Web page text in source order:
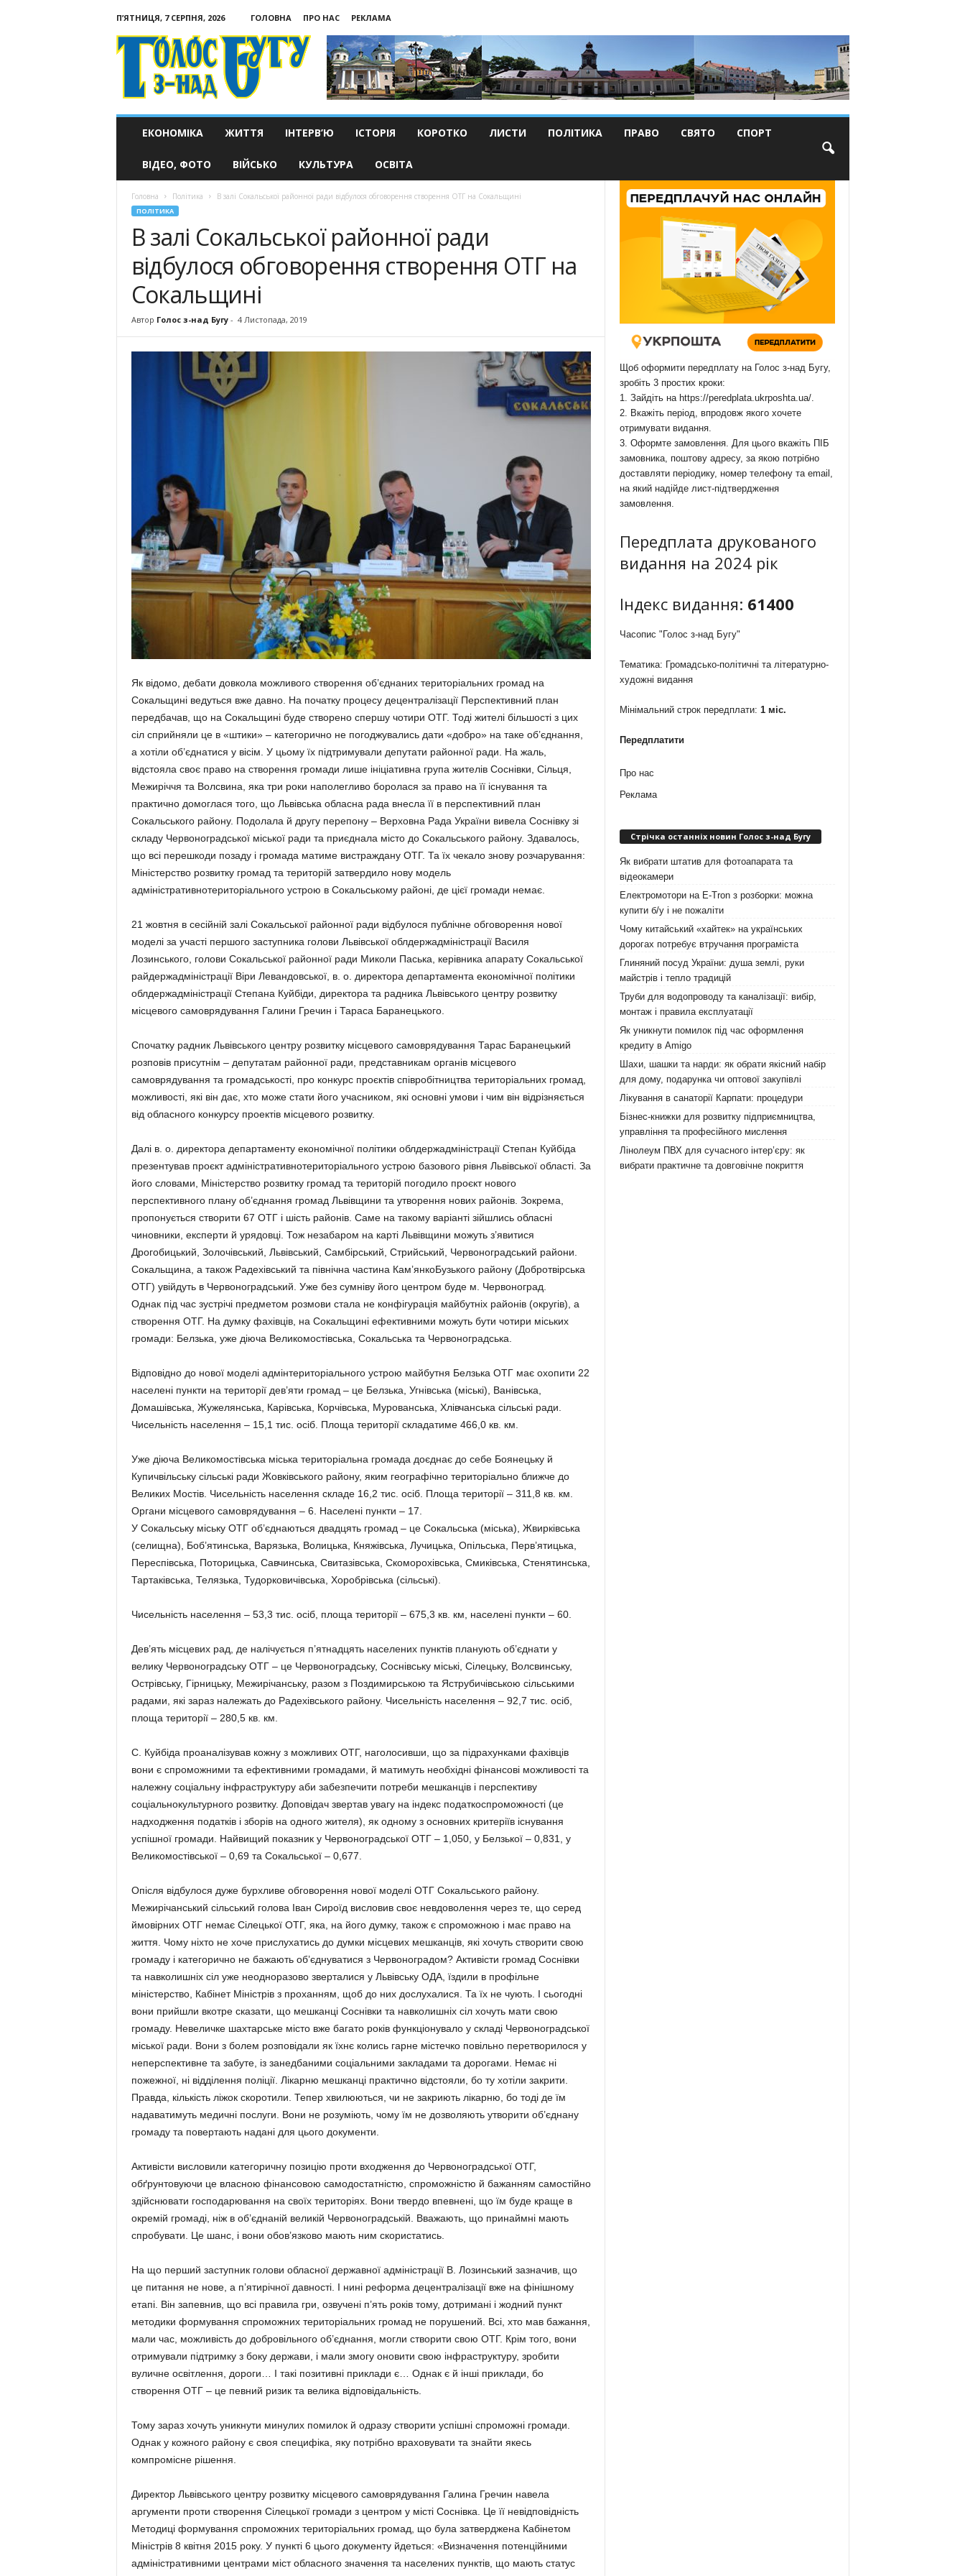
П’ЯТНИЦЯ, 7 СЕРПНЯ, 2026 ГОЛОВНА ПРО НАС
РЕКЛАМА
Голос
з-
ЕКОНОМІКА ЖИТТЯ ІНТЕРВ’Ю ІСТОРІЯ КОРОТКО ЛИСТИ ПОЛІТИКА ПРАВО СВЯТО СПОРТ
ВІДЕО, ФОТО ВІЙСЬКО КУЛЬТУРА ОСВІТА
Головна Політика В залі Сокальської районної ради відбулося обговорення створення ОТГ на Сокальщині
ПОЛІТИКА
В залі Сокальської районної ради
відбулося обговорення створення ОТГ на
Сокальщині
Автор Голос з-над Бугу- 4 Листопада, 2019
Як відомо, дебати довкола можливого створення об’єднаних територіальних громад на
Сокальщині ведуться вже давно. На початку процесу децентралізації Перспективний план
передбачав, що на Сокальщині буде створено спершу чотири ОТГ. Тоді жителі більшості з цих
сіл сприйняли це в «штики» – категорично не погоджувались дати «добро» на таке об’єднання,
а хотіли об’єднатися у вісім. У цьому їх підтримували депутати районної ради. На жаль,
відстояла своє право на створення громади лише ініціативна група жителів Соснівки, Сільця,
Межиріччя та Волсвина, яка три роки наполегливо боролася за право на її існування та
практично домоглася того, що Львівська обласна рада внесла її в перспективний план
Сокальського району. Подолала й другу перепону – Верховна Рада України вивела Соснівку зі
складу Червоноградської міської ради та приєднала місто до Сокальського району. Здавалось,
що всі перешкоди позаду і громада матиме вистраждану ОТГ. Та їх чекало знову розчарування:
Міністерство розвитку громад та територій затвердило нову модель
адміністративнотериторіального устрою в Сокальському районі, де цієї громади немає.
21 жовтня в сесійній залі Сокальської районної ради відбулося публічне обговорення нової
моделі за участі першого заступника голови Львівської облдержадміністрації Василя
Лозинського, голови Сокальської районної ради Миколи Паська, керівника апарату Сокальської
райдержадміністрації Віри Левандовської, в. о. директора департаментa економічної політики
облдержадміністрації Степана Куйбіди, директора та радника Львівського центру розвитку
місцевого самоврядування Галини Гречин і Тараса Баранецького.
Спочатку радник Львівського центру розвитку місцевого самоврядування Тарас Баранецький
розповів присутнім – депутатам районної ради, представникам органів місцевого
самоврядування та громадськості, про конкурс проєктів співробітництва територіальних громад,
можливості, які він дає, хто може стати його учасником, які основні умови і чим він відрізняється
від обласного конкурсу проектів місцевого розвитку.
Далі в. о. директора департаменту економічної політики облдержадміністрації Степан Куйбіда
презентував проєкт адміністративнотериторіального устрою базового рівня Львівської області. За
його словами, Міністерство розвитку громад та територій погодило проєкт нового
перспективного плану об’єднання громад Львівщини та утворення нових районів. Зокрема,
пропонується створити 67 ОТГ і шість районів. Саме на такому варіанті зійшлись обласні
чиновники, експерти й урядовці. Тож незабаром на карті Львівщини можуть з’явитися
Дрогобицький, Золочівський, Львівський, Самбірський, Стрийський, Червоноградський райони.
Сокальщина, а також Радехівський та північна частина Кам’янкоБузького району (Добротвірська
ОТГ) увійдуть в Червоноградський. Уже без сумніву його центром буде м. Червоноград.
Однак під час зустрічі предметом розмови стала не конфігурація майбутніх районів (округів), а
створення ОТГ. На думку фахівців, на Сокальщині ефективними можуть бути чотири міських
громади: Белзька, уже діюча Великомостівська, Сокальська та Червоноградська.
Відповідно до нової моделі адмінтериторіального устрою майбутня Белзька ОТГ має охопити 22
населені пункти на території дев’яти громад – це Белзька, Угнівська (міські), Ванівська,
Домашівська, Жужелянська, Карівська, Корчівська, Мурованська, Хлівчанська сільські ради.
Чисельність населення – 15,1 тис. осіб. Площа території складатиме 466,0 кв. км.
Уже діюча Великомостівська міська територіальна громада доєднає до себе Боянецьку й
Купичвільську сільські ради Жовківського району, яким географічно територіально ближче до
Великих Мостів. Чисельність населення складе 16,2 тис. осіб. Площа території – 311,8 кв. км.
Органи місцевого самоврядування – 6. Населені пункти – 17.
У Сокальську міську ОТГ об’єднаються двадцять громад – це Сокальська (міська), Жвирківська
(селищна), Боб’ятинська, Варязька, Волицька, Княжівська, Лучицька, Опільська, Перв’ятицька,
Переспівська, Поторицька, Савчинська, Свитазівська, Скоморохівська, Смиківська, Стенятинська,
Тартаківська, Телязька, Тудорковичівська, Хоробрівська (сільські).
Чисельність населення – 53,3 тис. осіб, площа території – 675,3 кв. км, населені пункти – 60.
Дев’ять місцевих рад, де налічується п’ятнадцять населених пунктів планують об’єднати у
велику Червоноградську ОТГ – це Червоноградську, Соснівську міськi, Сілецьку, Волсвинську,
Острівську, Гірницьку, Межирічанську, разом з Поздимирською та Яструбичівською сільськими
радами, які зараз належать до Радехівського району. Чисельність населення – 92,7 тис. осіб,
площа території – 280,5 кв. км.
С. Куйбіда проаналізував кожну з можливих ОТГ, наголосивши, що за підрахунками фахівців
вони є спроможними та ефективними громадами, й матимуть необхідні фінансові можливості та
належну соціальну інфраструктуру аби забезпечити потреби мешканців і перспективу
соціальнокультурного розвитку. Доповідач звертав увагу на індекс податкоспроможності (це
надходження податків і зборів на одного жителя), як одному з основних критеріїв існування
успішної громади. Найвищий показник у Червоноградської ОТГ – 1,050, у Белзької – 0,831, у
Великомостівської – 0,69 та Сокальської – 0,677.
Опісля відбулося дуже бурхливе обговорення нової моделі ОТГ Сокальського району.
Межирічанський сільський голова Іван Сироїд висловив своє невдоволення через те, що серед
ймовірних ОТГ немає Сілецької ОТГ, яка, на його думку, також є спроможною і має право на
життя. Чому ніхто не хоче прислухатись до думки місцевих мешканців, які хочуть створити свою
громаду і категорично не бажають об’єднуватися з Червоноградом? Активісти громад Соснівки
та навколишніх сіл уже неодноразово зверталися у Львівську ОДА, їздили в профільне
міністерство, Кабінет Міністрів з проханням, щоб до них дослухалися. Та їх не чують. І сьогодні
вони прийшли вкотре сказати, що мешканці Соснівки та навколишніх сіл хочуть мати свою
громаду. Невеличке шахтарське місто вже багато років функціонувало у складі Червоноградської
міської ради. Вони з болем розповідали як їхнє колись гарне містечко повільно перетворилося у
неперспективне та забуте, із занедбаними соціальними закладами та дорогами. Немає ні
пожежної, ні відділення поліції. Лікарню мешканці практично відстояли, бо ту хотіли закрити.
Правда, кількість ліжок скоротили. Тепер хвилюються, чи не закриють лікарню, бо тоді де їм
надаватимуть медичні послуги. Вони не розуміють, чому їм не дозволяють утворити об’єднану
громаду та повертають надані для цього документи.
Активісти висловили категоричну позицію проти входження до Червоноградської ОТГ,
обґрунтовуючи це власною фінансовою самодостатністю, спроможністю й бажанням самостійно
здійснювати господарювання на своїх територіях. Вони твердо впевнені, що їм буде краще в
окремій громаді, ніж в об’єднаній великій Червоноградській. Вважають, що принаймні мають
спробувати. Це шанс, і вони обов’язково мають ним скористатись.
На що перший заступник голови обласної державної адміністрації В. Лозинський зазначив, що
це питання не нове, а п’ятирічної давності. І нині реформа децентралізації вже на фінішному
етапі. Він запевнив, що всі правила гри, озвучені п’ять років тому, дотримані і жодний пункт
методики формування спроможних територіальних громад не порушений. Всі, хто мав бажання,
мали час, можливість до добровільного об’єднання, могли створити свою ОТГ. Крім того, вони
отримували підтримку з боку держави, і мали змогу оновити свою інфраструктуру, зробити
вуличне освітлення, дороги… І такі позитивні приклади є… Однак є й інші приклади, бо
створення ОТГ – це певний ризик та велика відповідальність.
Тому зараз хочуть уникнути минулих помилок й одразу створити успішні спроможні громади.
Однак у кожного району є своя специфіка, яку потрібно враховувати та знайти якесь
компромісне рішення.
Директор Львівського центру розвитку місцевого самоврядування Галина Гречин навелa
аргументи проти створення Сілецької громади з центром у місті Соснівка. Це її невідповідність
Методиці формування спроможних територіальних громад, що була затверджена Кабінетом
Міністрів 8 квітня 2015 року. У пункті 6 цього документу йдеться: «Визначення потенційними
адміністративними центрами міст обласного значення та населених пунктів, що мають статус
Щоб оформити передплату на Голос з-над Бугу,
зробіть 3 простих кроки:
1. Зайдіть на https://peredplata.ukrposhta.ua/.
2. Вкажіть період, впродовж якого хочете
отримувати видання.
3. Оформте замовлення. Для цього вкажіть ПІБ
замовника, поштову адресу, за якою потрібно
доставляти періодику, номер телефону та email,
на який надійде лист-підтвердження
замовлення.
Передплата друкованого
видання на 2024 рік
Індекс видання: 61400
Часопис "Голос з-над Бугу"
Тематика: Громадсько-політичні та літературно-
художні видання
Мінімальний строк передплати: 1 міс.
Передплатити
Про нас
Реклама
Стрічка останніх новин Голос з-над Бугу
Як вибрати штатив для фотоапарата та
відеокамери
Електромотори на E-Tron з розборки: можна
купити б/у і не пожаліти
Чому китайський «хайтек» на українських
дорогах потребує втручання програміста
Глиняний посуд України: душа землі, руки
майстрів і тепло традицій
Труби для водопроводу та каналізації: вибір,
монтаж і правила експлуатації
Як уникнути помилок під час оформлення
кредиту в Amigo
Шахи, шашки та нарди: як обрати якісний набір
для дому, подарунка чи оптової закупівлі
Лікування в санаторії Карпати: процедури
Бізнес-книжки для розвитку підприємництва,
управління та професійного мислення
Лінолеум ПВХ для сучасного інтер’єру: як
вибрати практичне та довговічне покриття